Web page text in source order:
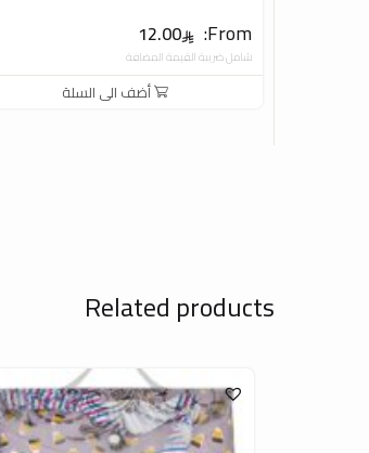
From:
12.00
شامل ضريبة القيمة المضافة
أضف الى السلة
Related products